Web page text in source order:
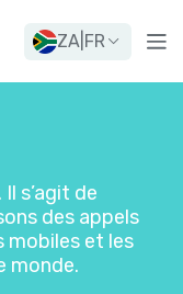
ZA FR
s’agit de
des appels
mobiles et les
monde.